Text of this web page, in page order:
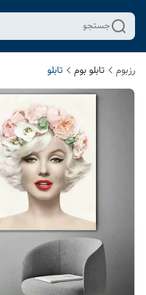
جستجو
رزبوم تابلو بوم تابلو